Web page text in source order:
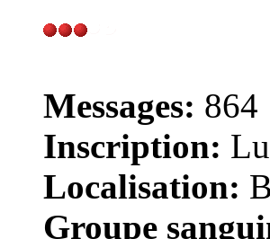
Messages: 864
Inscription:
Localisation:
Groupe